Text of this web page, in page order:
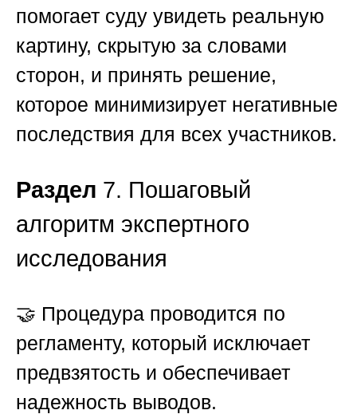
помогает суду увидеть реальную
картину, скрытую за словами
сторон, и принять решение,
которое минимизирует негативные
последствия для всех участников.
Раздел 7. Пошаговый
алгоритм экспертного
исследования
🤝 Процедура проводится по
регламенту, который исключает
предвзятость и обеспечивает
надежность выводов.